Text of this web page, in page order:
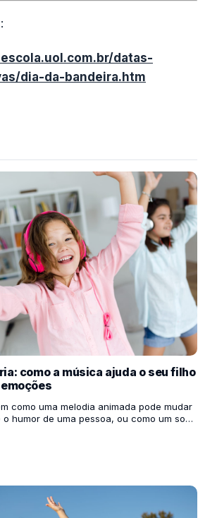
datas-
dia-da-bandeira.htm
como a música ajuda o seu filho
como uma melodia animada pode mudar
humor de uma pessoa, ou como um som
adultos, com as crianças o
dessa fase. É aí que a música entra em
como uma ferramenta podero